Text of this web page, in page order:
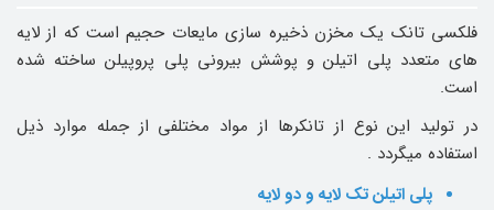
فلکسی تانک یک مخزن ذخیره سازی مایعات حجیم است که از لایه
های متعدد پلی اتیلن و پوشش بیرونی پلی پروپیلن ساخته شده
است.
در تولید این نوع از تانکرها از مواد مختلفی از جمله موارد ذیل
استفاده میگردد .
پلی اتیلن تک لایه و دو لایه